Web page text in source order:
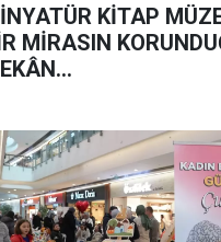
KİTAP
MİRASIN